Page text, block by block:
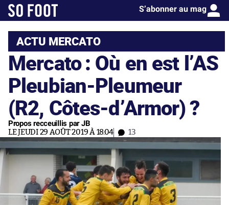
S’abonner au mag
ACTU MERCATO
Mercato : Où en est l’AS
Pleubian-Pleumeur
(R2, Côtes-d’Armor) ?
Propos recceuillis par JB
LE JEUDI 29 AOÛT 2019 À 18:04 13